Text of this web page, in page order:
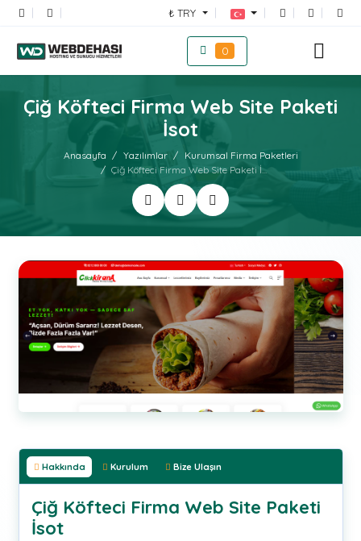
₺ TRY
0
Çiğ Köfteci Firma Web Site Paketi
İsot
Anasayfa Yazılımlar
Kurumsal Firma Paketleri
Çiğ Köfteci Firma Web Site Paketi İ...
Hakkında Kurulum Bize Ulaşın
Çiğ Köfteci Firma Web Site Paketi
İsot